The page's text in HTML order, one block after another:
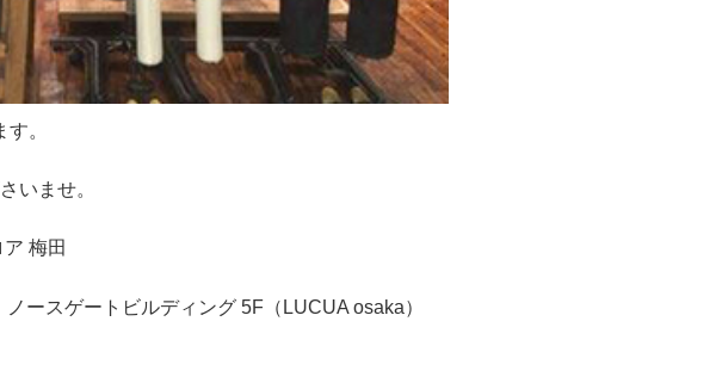
。
いませ。
梅田
ースゲートビルディング 5F（LUCUA osaka）